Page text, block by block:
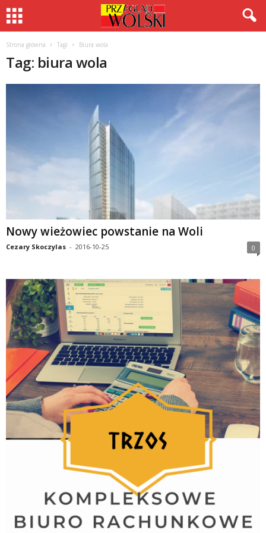
Strona główna Tagi Biura wola
Tag: biura wola
Nowy wieżowiec powstanie na Woli
Cezary Skoczylas - 2016-10-25 0